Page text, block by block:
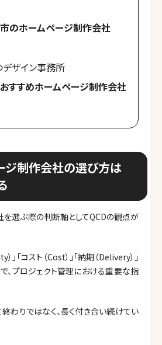
のホームページ制作会社
デザイン事務所
すすめホームページ制作会社
ジ制作会社の選び方は
選ぶ際の判断軸としてQCDの観点が
」「コスト（Cost）」「納期（Delivery）」
、プロジェクト管理における重要な指
わりではなく、長く付き合い続けてい